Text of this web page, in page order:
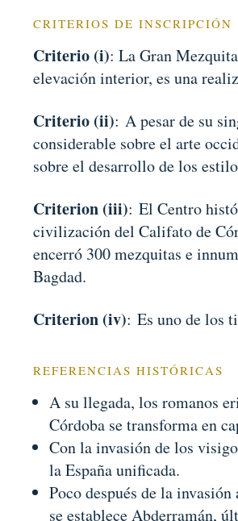
CRITERIOS DE INSCRIPCIÓN
Criterio (i): La Gran
elevación interior, es una
Criterio (ii): A pesar de su
considerable sobre el arte
sobre el desarrollo de los
Criterion (iii): El Centro
civilización del Califato de
encerró 300 mezquitas e
Bagdad.
Criterion (iv): Es uno de los
REFERENCIAS HISTÓRICAS
A su llegada, los romanos
Córdoba se transforma en
Con la invasión de los
la España unificada.
Poco después de la
se establece Abderramán,